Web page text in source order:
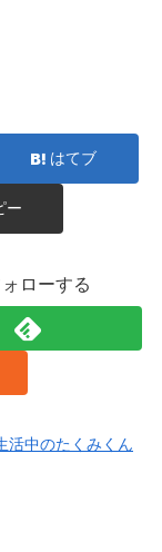
はてブ
ー
ローする
活中のたくみくん